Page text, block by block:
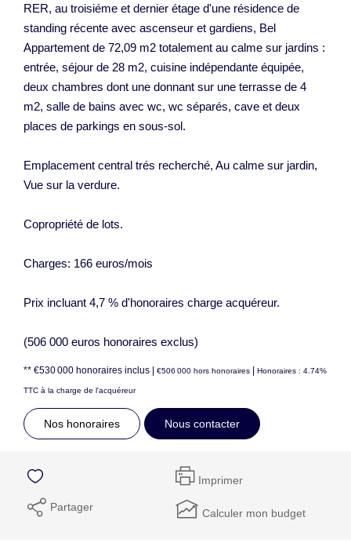
RER, au troisiéme et dernier étage d'une résidence de
standing récente avec ascenseur et gardiens, Bel
Appartement de 72,09 m2 totalement au calme sur jardins :
entrée, séjour de 28 m2, cuisine indépendante équipée,
deux chambres dont une donnant sur une terrasse de 4
m2, salle de bains avec wc, wc séparés, cave et deux
places de parkings en sous-sol.
Emplacement central trés recherché, Au calme sur jardin,
Vue sur la verdure.
Copropriété de lots.
Charges: 166 euros/mois
Prix incluant 4,7 % d'honoraires charge acquéreur.
(506 000 euros honoraires exclus)
** €530 000 honoraires inclus | €506 000 hors honoraires | Honoraires : 4.74%
TTC à la charge de l'acquéreur
Nos honoraires Nous contacter
Imprimer
Partager Calculer mon budget